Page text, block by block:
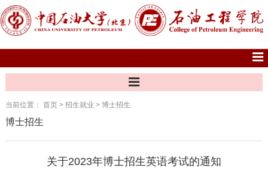
当前位置： 首页> 招生就业 > 博士招生
博士招生
关于2023年博士招生英语考试的通知